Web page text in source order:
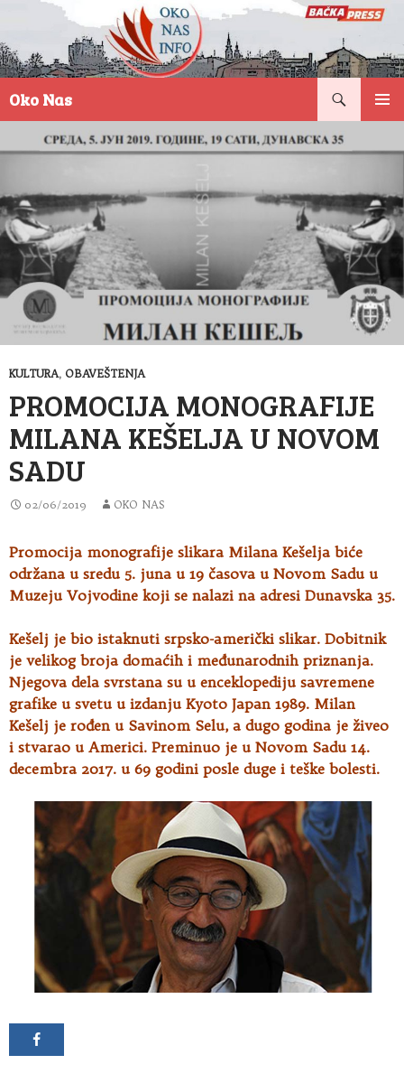
Oko Nas
SADRŽAJ
KULTURA, OBAVEŠTENJA
PROMOCIJA MONOGRAFIJE
MILANA KEŠELJA U NOVOM
SADU
02/06/2019 OKO NAS
Promocija monografije slikara Milana Kešelja biće
održana u sredu 5. juna u 19 časova u Novom Sadu u
Muzeju Vojvodine koji se nalazi na adresi Dunavska 35.
Kešelj je bio istaknuti srpsko-američki slikar. Dobitnik
je velikog broja domaćih i međunarodnih priznanja.
Njegova dela svrstana su u enceklopediju savremene
grafike u svetu u izdanju Kyoto Japan 1989. Milan
Kešelj je rođen u Savinom Selu, a dugo godina je živeo
i stvarao u Americi. Preminuo je u Novom Sadu 14.
decembra 2017. u 69 godini posle duge i teške bolesti.